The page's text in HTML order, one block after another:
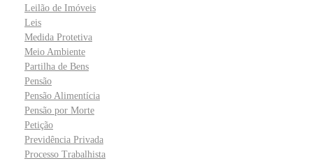
Leilão de Imóveis
Leis
Medida Protetiva
Meio Ambiente
Partilha de Bens
Pensão
Pensão Alimentícia
Pensão por Morte
Petição
Previdência Privada
Processo Trabalhista